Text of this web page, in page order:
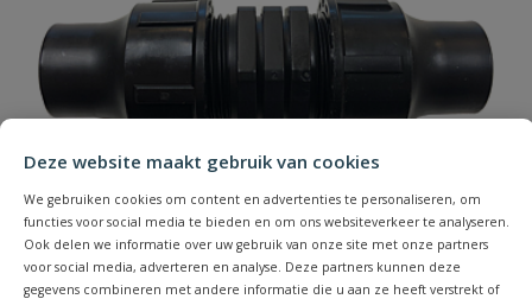
Deze website maakt gebruik van cookies
We gebruiken cookies om content en advertenties te personaliseren, om
functies voor social media te bieden en om ons websiteverkeer te analyseren.
Ook delen we informatie over uw gebruik van onze site met onze partners
voor social media, adverteren en analyse. Deze partners kunnen deze
gegevens combineren met andere informatie die u aan ze heeft verstrekt of
Naam
Beoordeling